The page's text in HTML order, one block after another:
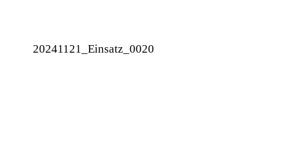
20241121_Einsatz_0020